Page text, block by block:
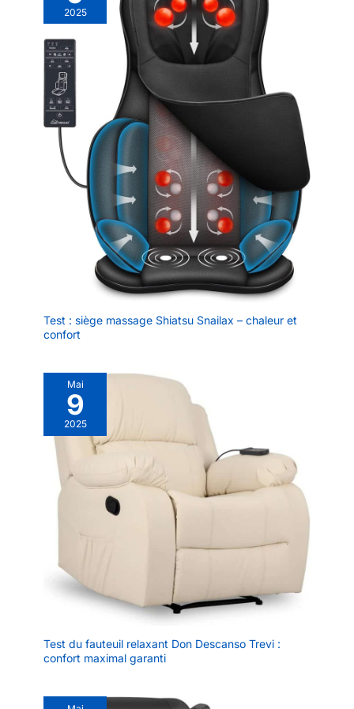
2025
Test : siège massage Shiatsu Snailax – chaleur et
confort
Mai
9
2025
Test du fauteuil relaxant Don Descanso Trevi :
confort maximal garanti